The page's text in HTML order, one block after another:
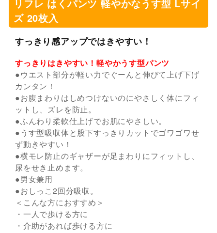
リフレ はくパンツ 軽やかなうす型 Lサイ
ズ 20枚入
すっきり感アップではきやすい！
すっきりはきやすい！軽やかうす型パンツ
●ウエスト部分が軽い力でぐーんと伸びて上げ下げ
カンタン！
●お腹まわりはしめつけないのにやさしく体にフィ
ットし、ズレを防止。
●ふんわり柔軟仕上げでお肌にやさしい。
●うす型吸収体と股下すっきりカットでゴワゴワせ
ず動きやすい！
●横モレ防止のギャザーが足まわりにフィットし、
尿をせき止めます。
●男女兼用
●おしっこ2回分吸収。
＜こんな方におすすめ＞
・一人で歩ける方に
・介助があれば歩ける方に